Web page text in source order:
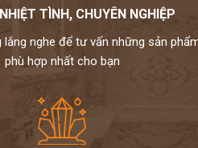
TÌNH, CHUYÊN NGHIỆP
lắng nghe để tư vấn những sản
phù hợp nhất cho bạn